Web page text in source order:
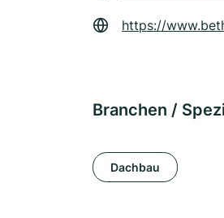
https://
Branchen /
Dachbau